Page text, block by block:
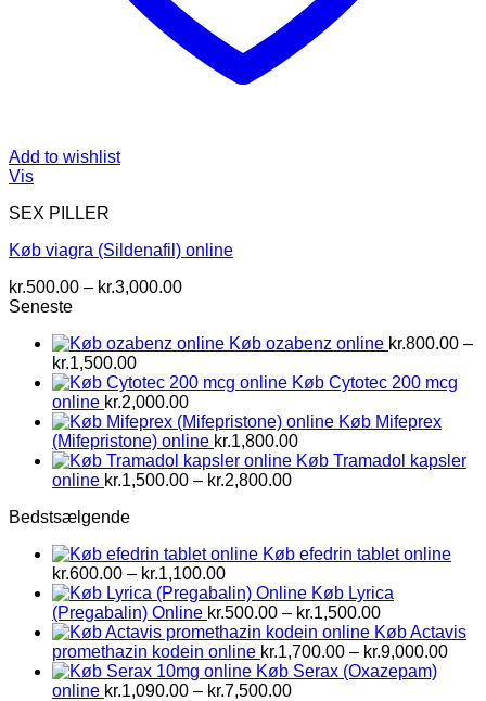
Add to wishlist
Vis
SEX PILLER
Køb viagra (Sildenafil) online
kr.500.00 – kr.3,000.00Prisinterval:
kr.3,000.00
Seneste
Køb ozabenz online kr.800.00 –
kr.1,500.00Prisinterval:
kr.800.00
til
kr.1,500.00
Køb Cytotec 200 mcg
online kr.2,000.00
Køb Mifeprex
(Mifepristone) online kr.1,800.00
Køb Tramadol kapsler
online kr.1,500.00 – kr.2,800.00Prisinterval:
Bedstsælgende
Køb efedrin tablet online
kr.600.00 – kr.1,100.00Prisinterval:
kr.600.00
til
kr.1,100.00
Køb Lyrica
(Pregabalin) Online kr.500.00 – kr.1,500.00Prisinterval:
kr.500.00
til
kr.1,500.00
Køb Actavis
promethazin kodein online kr.1,700.00 – kr.9,000.00
Køb Serax (Oxazepam)
online kr.1,090.00 – kr.7,500.00Prisinterval: